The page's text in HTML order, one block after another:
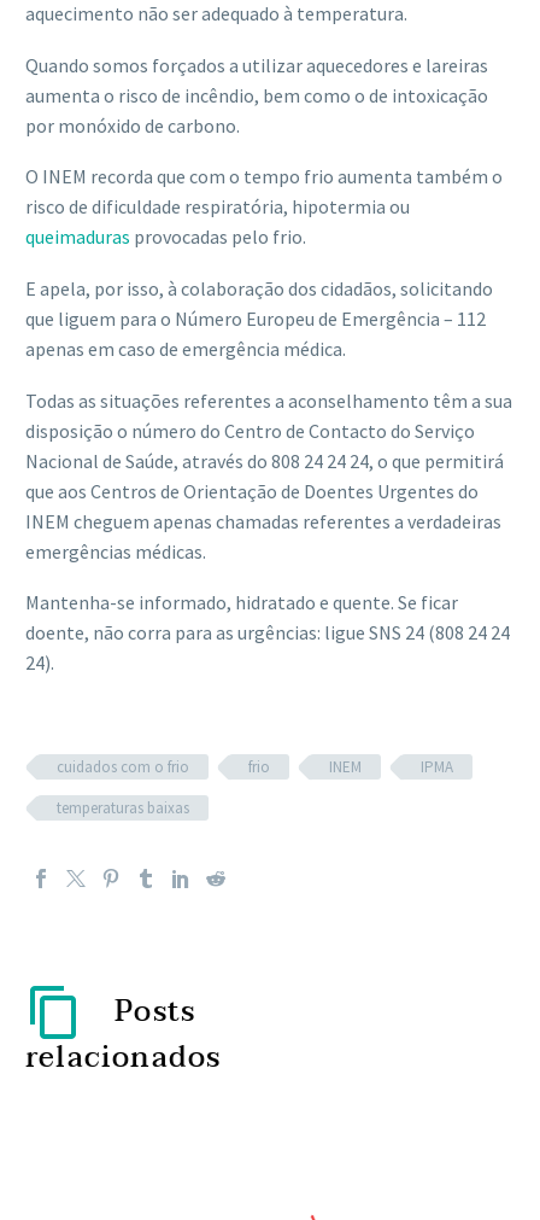
aquecimento não ser adequado à temperatura.
Quando somos forçados a utilizar aquecedores e lareiras
aumenta o risco de incêndio, bem como o de intoxicação
por monóxido de carbono.
O INEM recorda que com o tempo frio aumenta também o
risco de dificuldade respiratória, hipotermia ou
queimaduras provocadas pelo frio.
E apela, por isso, à colaboração dos cidadãos, solicitando
que liguem para o Número Europeu de Emergência – 112
apenas em caso de emergência médica.
Todas as situações referentes a aconselhamento têm a sua
disposição o número do Centro de Contacto do Serviço
Nacional de Saúde, através do 808 24 24 24, o que permitirá
que aos Centros de Orientação de Doentes Urgentes do
INEM cheguem apenas chamadas referentes a verdadeiras
emergências médicas.
Mantenha-se informado, hidratado e quente. Se ficar
doente, não corra para as urgências: ligue SNS 24 (808 24 24
24).
cuidados com o frio frio INEM
IPMA
temperaturas baixas
Posts
relacionados